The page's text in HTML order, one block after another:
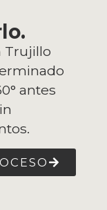
Trujillo
antes